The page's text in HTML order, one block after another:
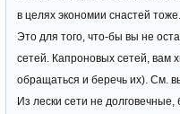
в целях экономии снастей тоже.
Это для того, что-бы вы не
сетей. Капроновых сетей, вам
обращаться и беречь их). См.
Из лески сети не